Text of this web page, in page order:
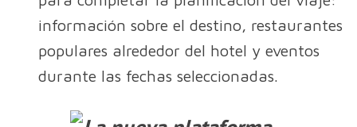
información sobre el destino, restaurantes
populares alrededor del hotel y eventos
durante las fechas seleccionadas.